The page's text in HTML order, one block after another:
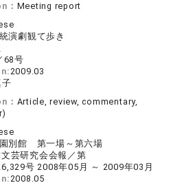
： Meeting report
演劇観て歩き
68号
2009.03
： Article, review, commentary,
別館 第一場～第六場
芸研究会会報／第
号 2008年05月 ～ 2009年03月
2008.05